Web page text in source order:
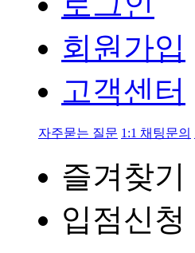
회원가입
고객센터
자주묻는 질문 1:1 채팅문의
즐겨찾기
입점신청